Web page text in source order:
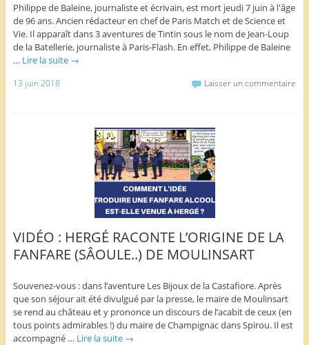
Philippe de Baleine, journaliste et écrivain, est mort jeudi 7 juin à l'âge
de 96 ans. Ancien rédacteur en chef de Paris Match et de Science et
Vie. Il apparaît dans 3 aventures de Tintin sous le nom de Jean-Loup
de la Batellerie, journaliste à Paris-Flash. En effet, Philippe de Baleine
… Lire la suite →
13 juin 2018 Laisser un commentaire
VIDÉO : HERGÉ RACONTE L’ORIGINE DE LA
FANFARE (SÂOULE..) DE MOULINSART
Souvenez-vous : dans l’aventure Les Bijoux de la Castafiore. Après
que son séjour ait été divulgué par la presse, le maire de Moulinsart
se rend au château et y prononce un discours de l’acabit de ceux (en
tous points admirables !) du maire de Champignac dans Spirou. Il est
accompagné … Lire la suite →